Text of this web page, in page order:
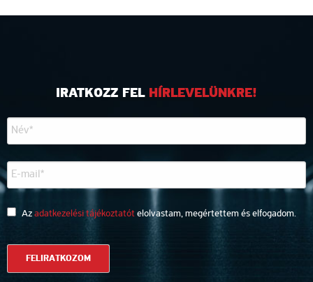
IRATKOZZ FEL HÍRLEVELÜNKRE!
Az adatkezelési tájékoztatót elolvastam, megértettem és elfogadom.